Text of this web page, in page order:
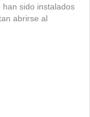
sido instalados
abrirse al